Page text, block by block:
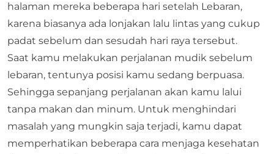
halaman mereka beberapa hari setelah Lebaran,
karena biasanya ada lonjakan lalu lintas yang cukup
padat sebelum dan sesudah hari raya tersebut.
Saat kamu melakukan perjalanan mudik sebelum
lebaran, tentunya posisi kamu sedang berpuasa.
Sehingga sepanjang perjalanan akan kamu lalui
tanpa makan dan minum. Untuk menghindari
masalah yang mungkin saja terjadi, kamu dapat
memperhatikan beberapa cara menjaga kesehatan